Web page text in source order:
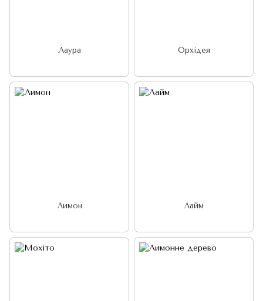
Лаура Орхідея
Лимон Лайм